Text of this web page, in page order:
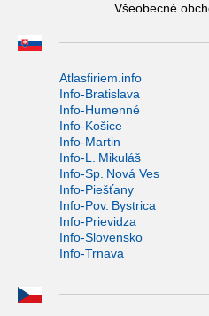
Všeobecné
Atlasfiriem.info
Info-Bratislava
Info-Humenné
Info-Košice
Info-Martin
Info-L. Mikuláš
Info-Sp. Nová Ves
Info-Piešťany
Info-Pov. Bystrica
Info-Prievidza
Info-Slovensko
Info-Trnava